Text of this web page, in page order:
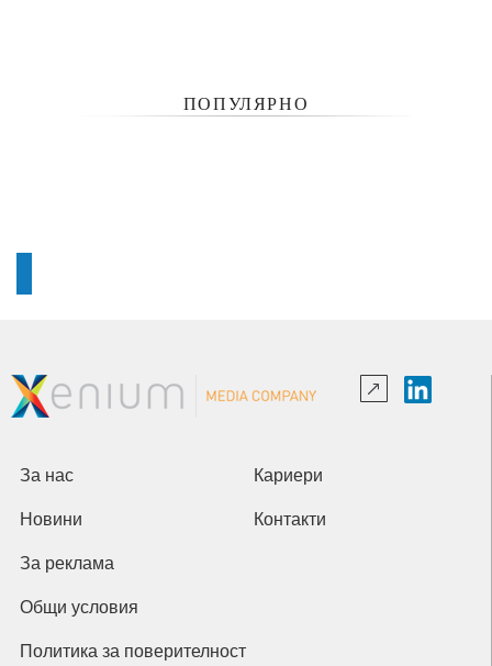
ПОПУЛЯРНО
За нас Кариери
Новини Контакти
За реклама
Общи условия
Политика за поверителност